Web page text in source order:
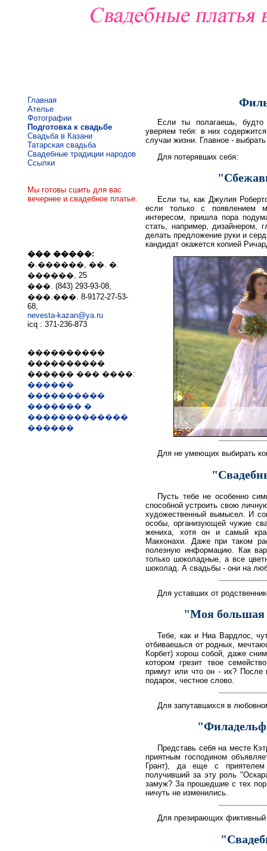
Главная
Ателье
Фотографии
Подготовка к свадьбе
Свадьба в Казани
Татарская свадьба
Свадебные традиции народов
Ссылки
Мы готовы сшить для вас
вечернее и свадебное платье.
��� �����:
�.������, ��. �.
������, 25
���. (843) 293-93-08,
���.���. 8-9172-27-53-
68,
nevesta-kazan@ya.ru
icq : 371-236-873
����������
����������
������ ��� ����:
������
����������
������� �
�������������
������
Если ты полагаешь,
уверяем тебя: в них
случаи жизни. Главное -
Для потерявших себя:
Если ты, как Джулия
если только с появлением
интересом, пришла пора
стать, например, дизайнером,
делать предложение руки и
кандидат окажется копией
Для не умеющих выбирать
Пусть тебе не особенно
способной устроить свою
художественный вымысел. И
особы, организующей чужие
жениха, хотя он и самый
Макконахи. Даже при таком
полезную информацию. Как
только шоколадные, а все
шоколад. А свадьбы - они на
Для уставших от
"Моя большая
Тебе, как и Ниа Вардлос,
отбиваешься от родных,
Корбет) хорош собой, даже
котором грезит твое
примут или что он - их? После
подарок, честное слово.
Для запутавшихся в
Представь себя на месте
приятным господином
Грант), да еще с приятелем
получивший за эту роль
замуж? За прошедшие с тех
ничуть не изменились.
Для презирающих фиктивный